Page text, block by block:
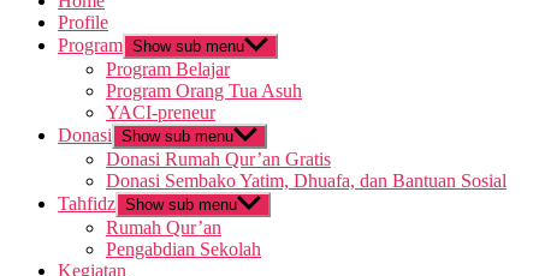
Profile
Program Show sub menu
Program Belajar
Program Orang Tua Asuh
YACI-preneur
Donasi Show sub menu
Donasi Rumah Qur’an Gratis
Donasi Sembako Yatim, Dhuafa, dan Bantuan Sosial
Tahfidz Show sub menu
Rumah Qur’an
Pengabdian Sekolah
Kegiatan